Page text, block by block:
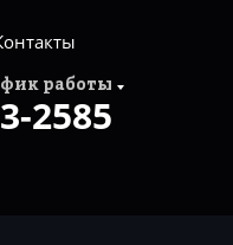
работы
2585